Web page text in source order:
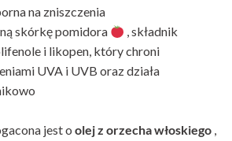
na zniszczenia
skórkę pomidora
, składnik
i likopen, który chroni
UVA i UVB oraz działa
jest o olej z orzecha włoskiego ,